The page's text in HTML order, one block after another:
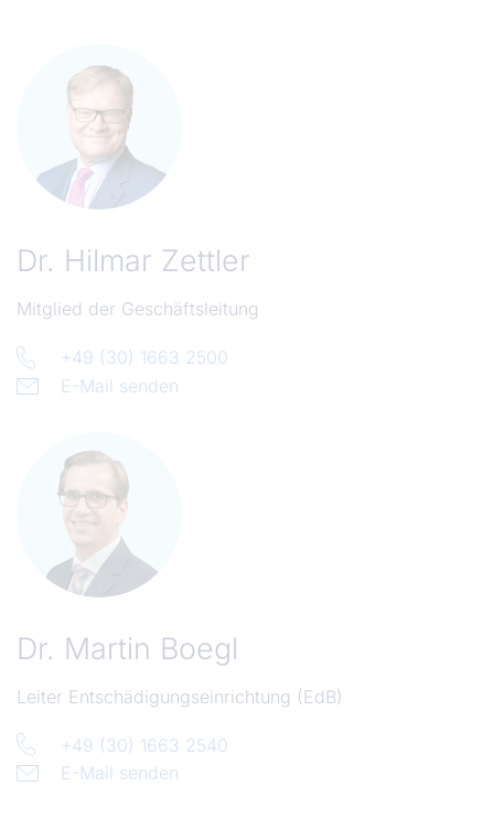
Dr. Hilmar Zettler
Mitglied der Geschäftsleitung
+49 (30) 1663 2500
E-Mail senden
Dr. Martin Boegl
Leiter Entschädigungseinrichtung (EdB)
+49 (30) 1663 2540
E-Mail senden